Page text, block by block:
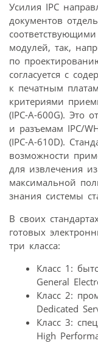
Усилия IPC
документов
модулей, так,
по
согласуется с
к печатным
критериями
(IPC-A-600G). Это
и разъемам IPC/
(IPC-A-610D).
возможности
для извлечения
максимальной
знания системы
В своих
готовых
три класса:
Класс 1:
General
Класс 2:
Dedicated
Класс 3:
High